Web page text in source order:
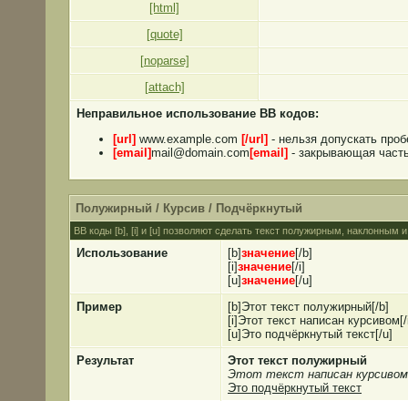
[html]
[quote]
[noparse]
[attach]
Неправильное использование BB кодов:
[url] www.example.com [/url] - нельзя допускать
[email]mail@domain.com [email] - закрывающая
Полужирный / Курсив / Подчёркнутый
BB коды [b], [i] и [u] позволяют сделать текст полужирным, наклонным
Использование [b]значение[/b]
[i]значение[/i]
[u]значение[/u]
Пример
[b]Этот текст полужирный[/b]
[i]Этот текст написан
[u]Это подчёркнутый текст[/u]
Результат
Этот текст полужирный
Этот текст написан курсивом
Это подчёркнутый текст